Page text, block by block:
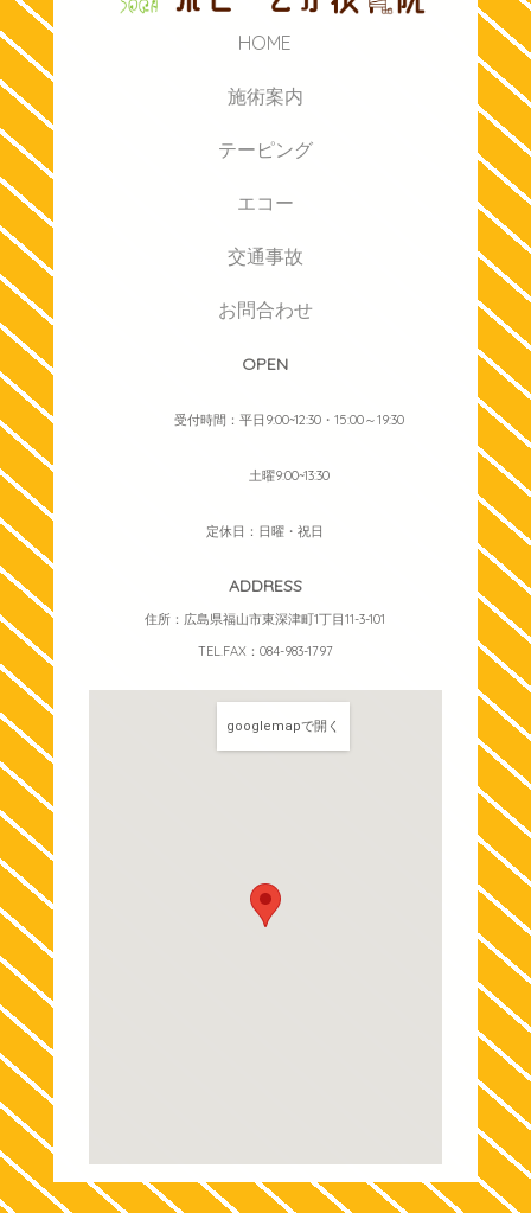
HOME
施術案内
テーピング
エコー
交通事故
お問合わせ
OPEN
受付時間：平日9:00~12:30・15:00～19:30
土曜9:00~13:30
定休日：日曜・祝日
ADDRESS
住所：広島県福山市東深津町1丁目11-3-101
TEL.FAX：084-983-1797
googlemapで開く